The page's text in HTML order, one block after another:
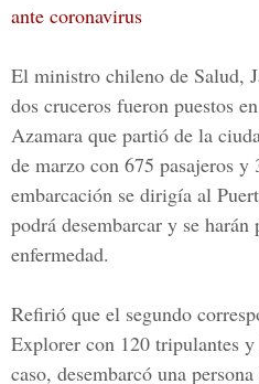
ante coronavirus
El ministro chileno de Salud,
dos cruceros fueron puestos
Azamara que partió de la
de marzo con 675 pasajeros
embarcación se dirigía al
podrá desembarcar y se harán
enfermedad.
Refirió que el segundo
Explorer con 120 tripulantes y
caso, desembarcó una